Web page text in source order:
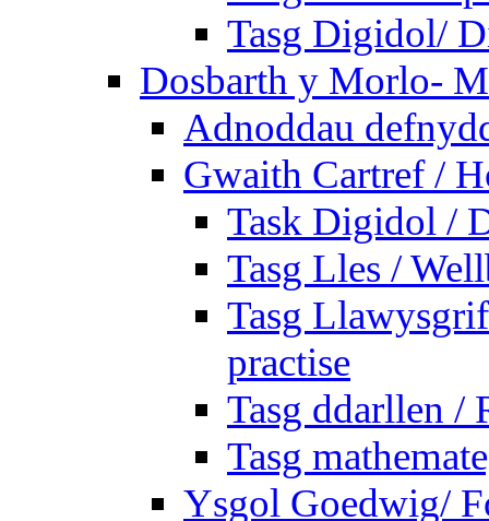
Tasg Digidol/
Dosbarth y Morlo-
Adnoddau
Gwaith Cartref /
Task Digidol /
Tasg Lles /
Tasg
practise
Tasg ddarllen /
Tasg
Ysgol Goedwig/